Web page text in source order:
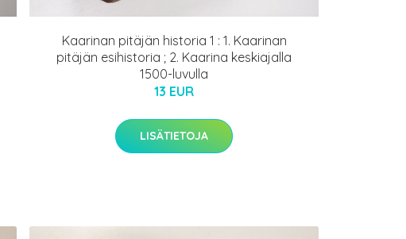
Kaarinan pitäjän historia 1 : 1. Kaarinan
pitäjän esihistoria ; 2. Kaarina keskiajalla
1500-luvulla
13 EUR
LISÄTIETOJA